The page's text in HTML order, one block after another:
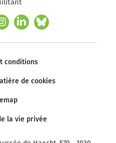
conditions
de cookies
la vie privée